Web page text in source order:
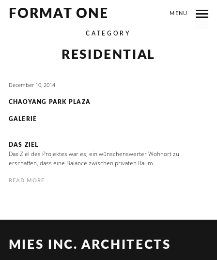
FORMAT ONE MENU
CATEGORY
RESIDENTIAL
December 10, 2014
CHAOYANG PARK PLAZA
GALERIE
DAS ZIEL
Das Ziel des Projektes war es, ein wünschenswerter Wohnort zu
erschaffen, dass eine Balance zwischen privaten Raum..
READ MORE
MIES INC. ARCHITECTS